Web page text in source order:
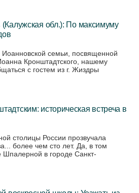
обл.): По максимуму
семьи, посвященной
Кронштадтского, нашему
с гостем из г. Жиздры
историческая встреча в
столицы России прозвучала
более чем сто лет. Да, в том
в городе Санкт-